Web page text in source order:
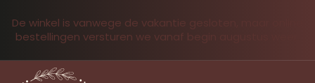
De winkel is vanwege de vakantie gesloten, maar online
bestellingen versturen we vanaf begin augustus weer.